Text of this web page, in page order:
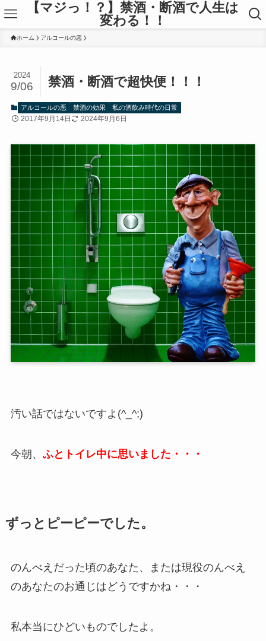
【マジっ！？】禁酒・断酒で人生は
変わる！！
ホーム アルコールの悪
禁酒・断酒で超快便！！！
2024
9/06
アルコールの悪 禁酒の効果 私の酒飲み時代の日常
2017年9月14日 2024年9月6日
汚い話ではないですよ(^_^;)
今朝、 ふとトイレ中に思いました・・・
ずっとピーピーでした。
のんべえだった頃のあなた、または現役のんべえ
のあなたのお通じはどうですかね・・・
私本当にひどいものでしたよ。